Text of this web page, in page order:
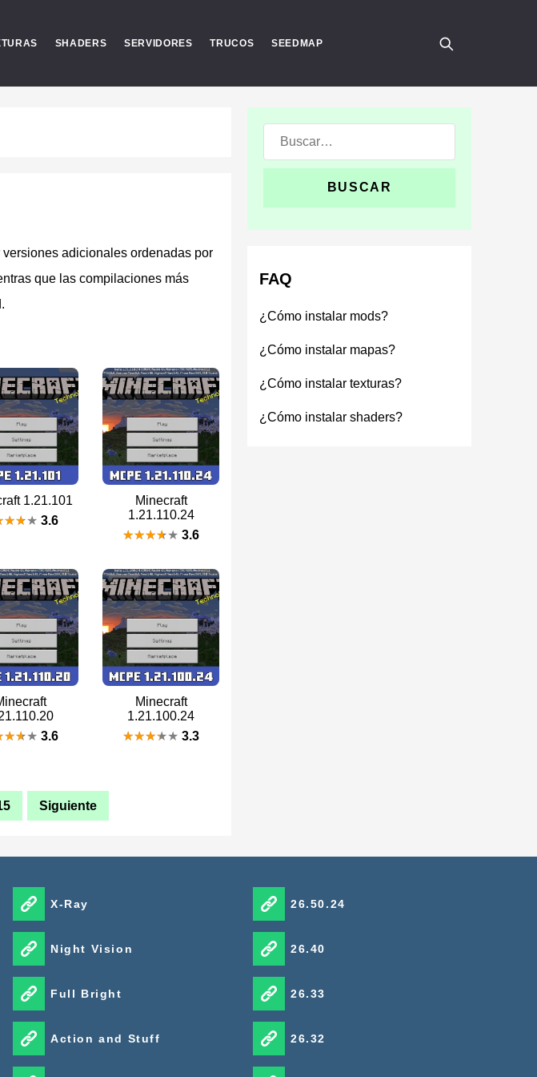
SHADERS SERVIDORES TRUCOS SEEDMAP
adicionales ordenadas por
que las compilaciones más
1.21.101
3.6
Minecraft
1.21.110.24
3.6
3.6
Minecraft
1.21.100.24
3.3
Siguiente
Buscar:
FAQ
¿Cómo instalar mods?
¿Cómo instalar mapas?
¿Cómo instalar texturas?
¿Cómo instalar shaders?
X-Ray
Night Vision
Full Bright
Action and Stuff
26.50.24
26.40
26.33
26.32